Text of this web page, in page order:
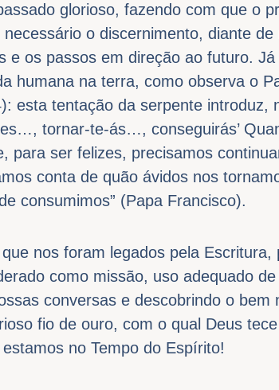
glorioso, fazendo com que o
o discernimento, diante
e os passos em direção ao futuro. Já
humana na terra, como observa o
esta tentação da serpente introduz,
tornar-te-ás…, conseguirás’
para ser felizes, precisamos
conta de quão ávidos nos
consumimos” (Papa Francisco).
nos foram legados pela Escritura,
como missão, uso adequado
conversas e descobrindo o bem
fio de ouro, com o qual Deus
no Tempo do Espírito!